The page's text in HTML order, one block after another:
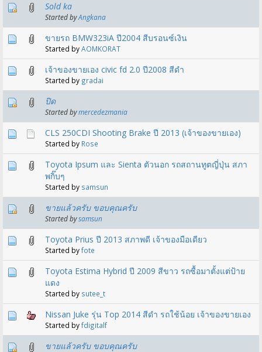
Sold ka
Started byAngkana
ขายรถ BMW323iA ปี2004 สีบรอนซ์เงิน
Started byAOMKORAT
เจ้าของขายเอง civic fd 2.0 ปี2008 สีดำ
Started by gradai
ปิด
Started bymercedezmania
CLS 250CDI Shooting Brake ปี 2013 (เจ้าของขายเอง)
Started by Rose
Toyota Ipsum และ Sienta ตัวนอก รถสถานทูตญี่ปุ่น สภา
พกิ๊บๆ
Started by samsun
ขายแล้วครับ ขอบคุณครับ
Started bysamsun
Toyota Prius ปี 2013 สภาพดี เจ้าของมือเดียว
Started byfote
Toyota Estima Hybrid ปี 2009 สีขาว รถซื้อมาตั้งแต่ป้าย
แดง
Started by sutee_t
Nissan Juke รุ่น Top 2014 สีดำ รถใช้น้อย เจ้าของขายเอง
Started byfdigitalf
ขายแล้วครับ ขอบคุณครับ